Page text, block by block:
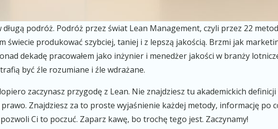
podróż. Podróż przez świat Lean Management, czyli przez 22
świecie produkować szybciej, taniej i z lepszą jakością. Brzmi jak
dekadę pracowałem jako inżynier i menedżer jakości w branży
być źle rozumiane i źle wdrażane.
zaczynasz przygodę z Lean. Nie znajdziesz tu akademickich definicji
Znajdziesz za to proste wyjaśnienie każdej metody, informację po
Ci to poczuć. Zaparz kawę, bo trochę tego jest. Zaczynamy!